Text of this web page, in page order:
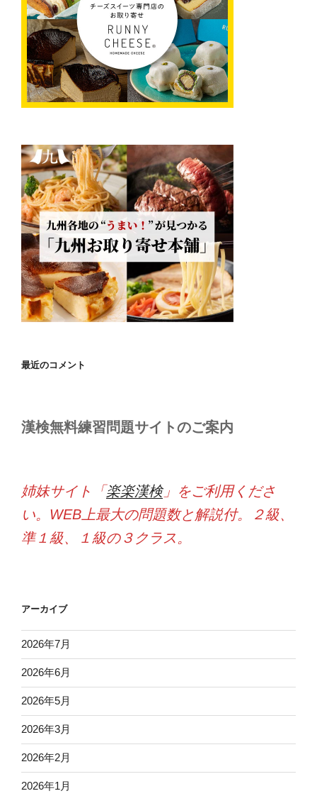
最近のコメント
漢検無料練習問題サイトのご案内
姉妹サイト「楽楽漢検」をご利用くださ
い。WEB上最大の問題数と解説付。２級、
準１級、１級の３クラス。
アーカイブ
2026年7月
2026年6月
2026年5月
2026年3月
2026年2月
2026年1月